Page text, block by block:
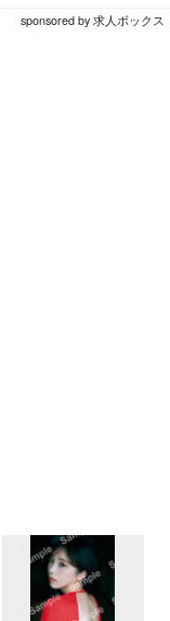
sponsored by 求人ボックス